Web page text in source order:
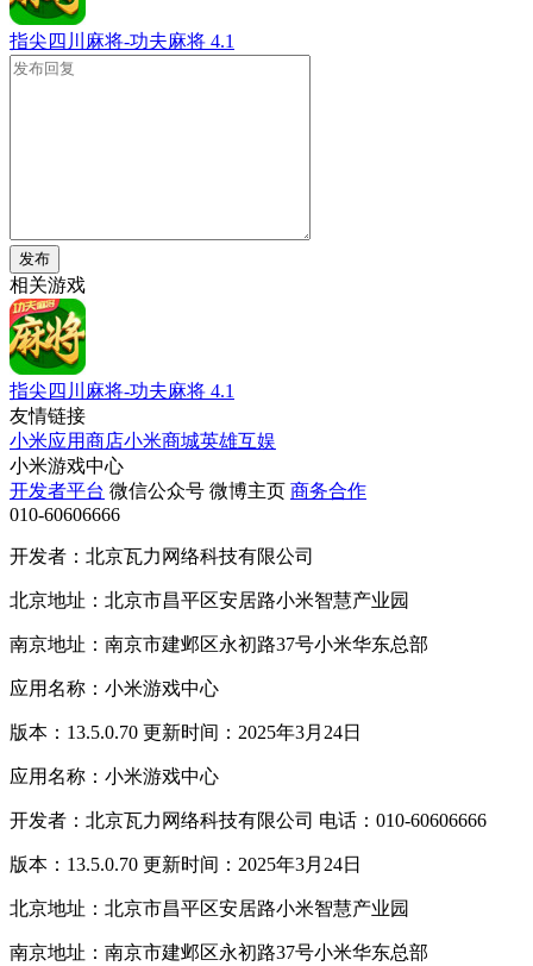
指尖四川麻将-功夫麻将 4.1
发布
相关游戏
指尖四川麻将-功夫麻将 4.1
友情链接
小米应用商店小米商城英雄互娱
小米游戏中心
开发者平台 微信公众号 微博主页 商务合作
010-60606666
开发者：北京瓦力网络科技有限公司
北京地址：北京市昌平区安居路小米智慧产业园
南京地址：南京市建邺区永初路37号小米华东总部
应用名称：小米游戏中心
版本：13.5.0.70 更新时间：2025年3月24日
应用名称：小米游戏中心
开发者：北京瓦力网络科技有限公司 电话：010-60606666
版本：13.5.0.70 更新时间：2025年3月24日
北京地址：北京市昌平区安居路小米智慧产业园
南京地址：南京市建邺区永初路37号小米华东总部